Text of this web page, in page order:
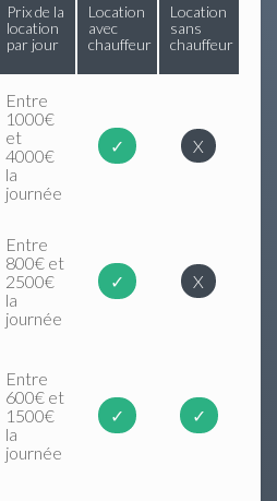
Prix de la
location
par jour
Location
avec
chauffeur
Location
sans
chauffeur
Entre
1000€
et
4000€
la
journée
✓ X
Entre
800€ et
2500€
la
journée
✓ X
Entre
600€ et
1500€
la
journée
✓ ✓